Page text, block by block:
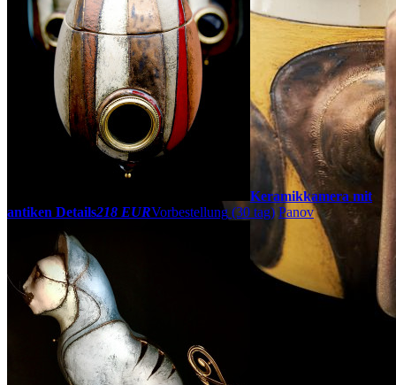
Keramikkamera mit
antiken Details218 EURVorbestellung (30 tag) Panov